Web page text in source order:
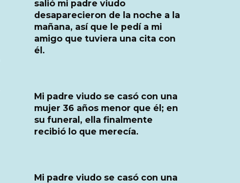
salió mi padre viudo
desaparecieron de la noche a la
mañana, así que le pedí a mi
amigo que tuviera una cita con
él.
Mi padre viudo se casó con una
mujer 36 años menor que él; en
su funeral, ella finalmente
recibió lo que merecía.
Mi padre viudo se casó con una